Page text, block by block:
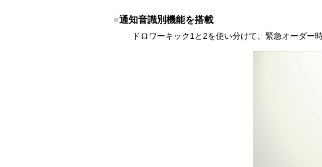
■通知音識別機能を搭載
ドロワーキック1と2を使い分けて、緊急オーダー